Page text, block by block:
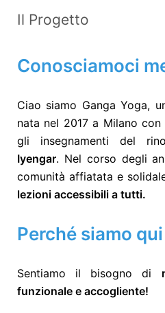
Il Progetto
Conosciamoci
Ciao siamo Ganga Yoga,
nata nel 2017 a Milano
gli insegnamenti del
Iyengar. Nel corso degli
comunità affiatata e
lezioni accessibili a tutti.
Perché siamo qui
Sentiamo il bisogno di
funzionale e accogliente!